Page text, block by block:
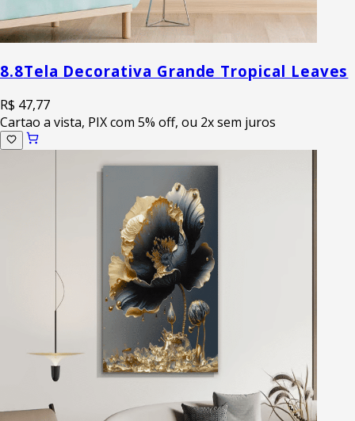
8.8Tela Decorativa Grande Tropical Leaves
R$ 47,77
Cartao a vista, PIX com 5% off, ou 2x sem juros